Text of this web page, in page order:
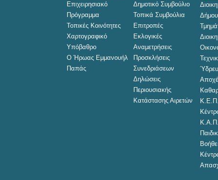
Επιχειρησιακό
Πρόγραμμα
Τοπικές Κοινότητες
Χαρτογραφικό
Υπόβαθρο
Ο Ήρωας Εμμανουήλ
Παπάς
Δημοτικό Συμβούλιο
Τοπικά Συμβούλια
Επιτροπές
Εκλογικές
Αναμετρήσεις
Προσκλήσεις
Συνεδριάσεων
Δηλώσεις
Περιουσιακής
Κατάστασης Αιρετών
Δήμου